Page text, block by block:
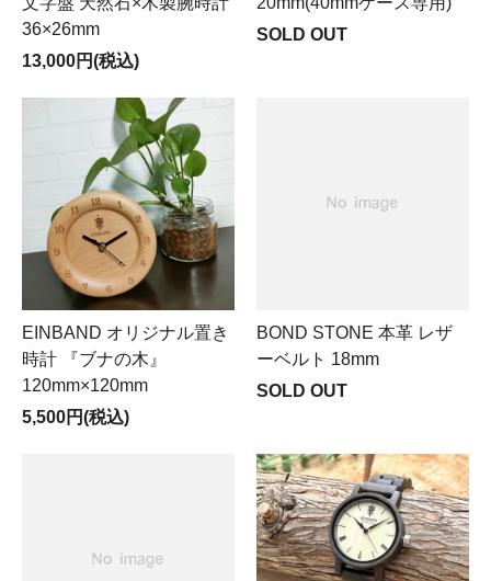
36×26mm
13,000円(税込)
SOLD OUT
EINBAND オリジナル置き
時計 『ブナの木』
120mm×120mm
5,500円(税込)
BOND STONE 本革 レザ
ーベルト 18mm
SOLD OUT